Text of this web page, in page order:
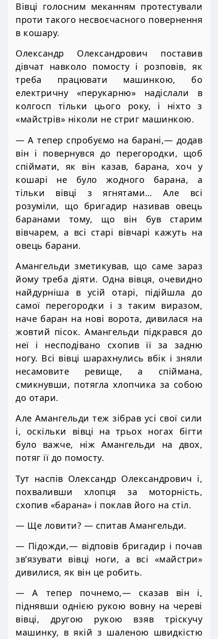
Вівці голосним меканням протестували
проти такого несвоєчасного повернення
в кошару.
Олександр Олександрович поставив
дівчат навколо помосту і розповів, як
треба працювати машинкою, бо
електричну «перукарню» надіслали в
колгосп тільки цього року, і ніхто з
«майстрів» ніколи не стриг машинкою.
— А тепер спробуємо на барані,— додав
він і повернувся до перегородки, щоб
спіймати, як він казав, барана, хоч у
кошарі не було жодного барана, а
тільки вівці з ягнятами… Але всі
розуміли, що бригадир називав овець
баранами тому, що він був старим
вівчарем, а всі старі вівчарі кажуть на
овець барани.
Амангельди зметикував, що саме зараз
йому треба діяти. Одна вівця, очевидно
найдурніша в усій отарі, підійшла до
самої перегородки і з таким виразом,
наче баран на нові ворота, дивилася на
жовтий пісок. Амангельди підкрався до
неї і несподівано схопив її за задню
ногу. Всі вівці шарахнулись вбік і зняли
несамовите ревище, а спіймана,
смикнувши, потягла хлопчика за собою
до отари.
Але Амангельди теж зібрав усі свої сили
і, оскільки вівці на трьох ногах бігти
було важче, ніж Амангельди на двох,
потяг її до помосту.
Тут наспів Олександр Олександрович і,
похваливши хлопця за моторність,
схопив «барана» і поклав його на стіл.
— Ще ловити? — спитав Амангельди.
— Підожди,— відповів бригадир і почав
зв’язувати вівці ноги, а всі «майстри»
дивилися, як він це робить.
— А тепер почнемо,— сказав він і,
піднявши однією рукою вовну на череві
вівці, другою рукою взяв тріскучу
машинку, в якій з шаленою швидкістю